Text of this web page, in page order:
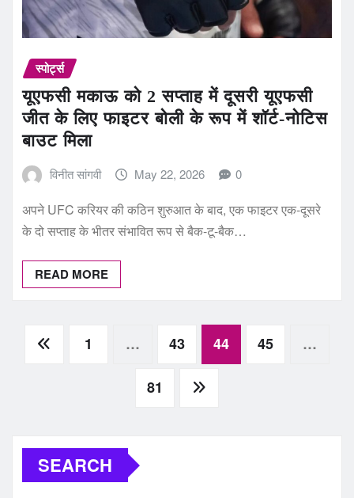
स्पोर्ट्स
यूएफसी मकाऊ को 2 सप्ताह में दूसरी यूएफसी
जीत के लिए फाइटर बोली के रूप में शॉर्ट-नोटिस
बाउट मिला
विनीत सांगवी May 22, 2026 0
अपने UFC करियर की कठिन शुरुआत के बाद, एक फाइटर एक-दूसरे
के दो सप्ताह के भीतर संभावित रूप से बैक-टू-बैक…
READ MORE
Posts
pagination
1 … 43 44 45 …
81
SEARCH